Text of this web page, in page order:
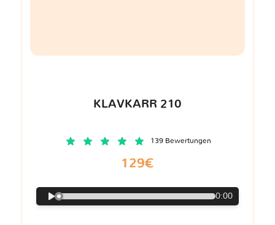
KLAVKARR 210
139 Bewertungen
129€
0:00